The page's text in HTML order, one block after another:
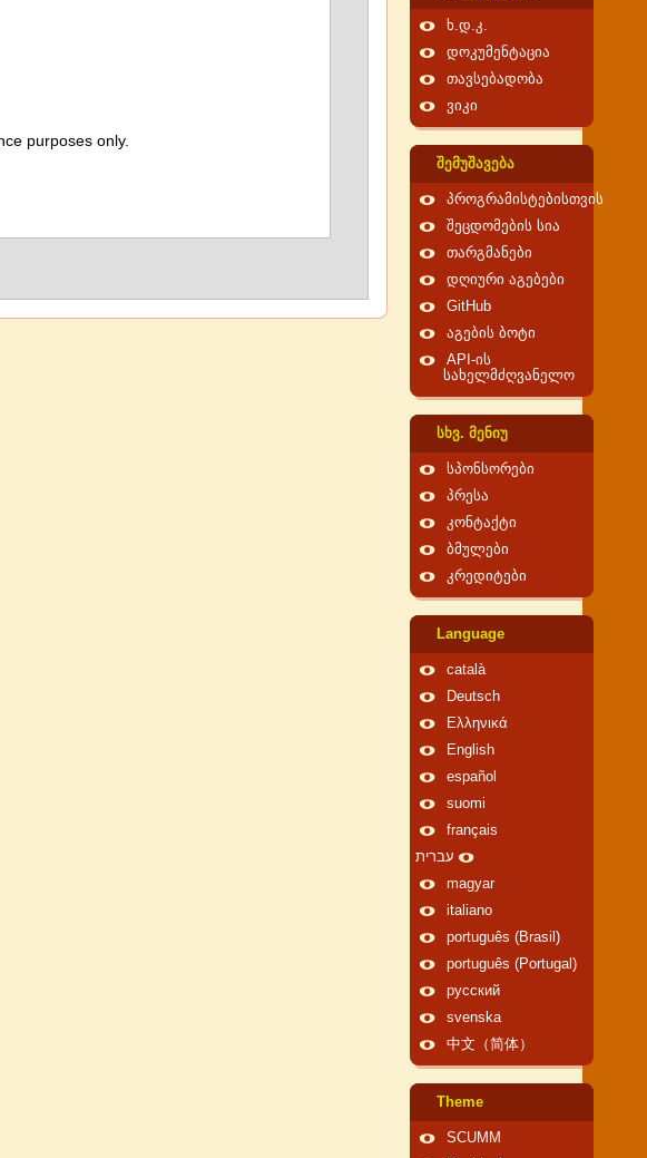
purposes only.
ხ.დ.კ.
დოკუმენტაცია
თავსებადობა
ვიკი
შემუშავება
პროგრამისტებისთვის
შეცდომების სია
თარგმანები
დღიური აგებები
GitHub
აგების ბოტი
API-ის
სახელმძღვანელო
სხვ. მენიუ
სპონსორები
პრესა
კონტაქტი
ბმულები
კრედიტები
Language
català
Deutsch
Ελληνικά
English
español
suomi
français
עברית
magyar
italiano
português (Brasil)
português (Portugal)
русский
svenska
中文（简体）
Theme
SCUMM